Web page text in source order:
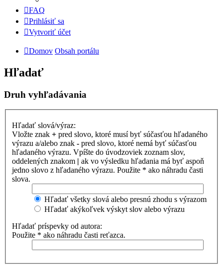
FAQ
Prihlásiť sa
Vytvoriť účet
Domov Obsah portálu
Hľadať
Druh vyhľadávania
Hľadať slová/výraz:
Vložte znak + pred slovo, ktoré musí byť súčasťou hľadaného
výrazu a/alebo znak - pred slovo, ktoré nemá byť súčasťou
hľadaného výrazu. Vpíšte do úvodzoviek zoznam slov,
oddelených znakom | ak vo výsledku hľadania má byť aspoň
jedno slovo z hľadaného výrazu. Použite * ako náhradu časti
slova.
Hľadať všetky slová alebo presnú zhodu s výrazom
Hľadať akýkoľvek výskyt slov alebo výrazu
Hľadať príspevky od autora:
Použite * ako náhradu časti reťazca.